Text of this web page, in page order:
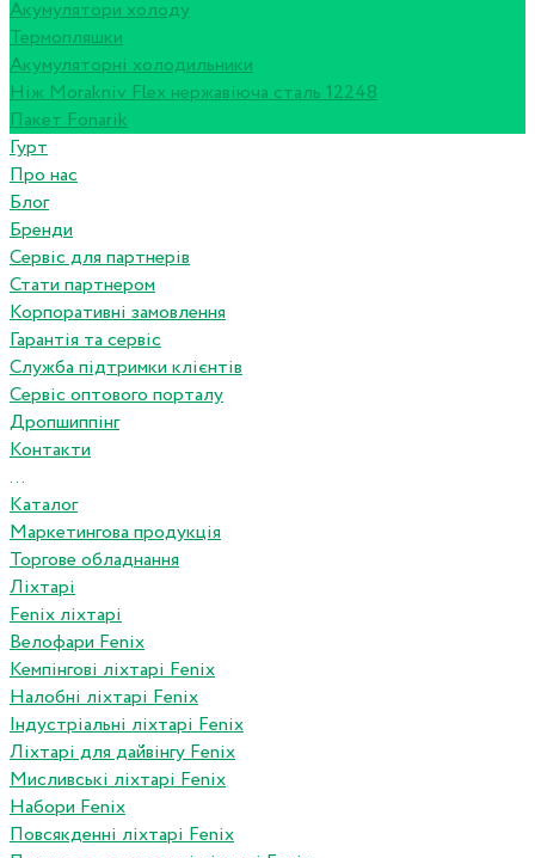
Акумулятори холоду
Термопляшки
Акумуляторні холодильники
Ніж Morakniv Flex нержавіюча сталь 12248
Пакет Fonarik
Гурт
Про нас
Блог
Бренди
Сервіс для партнерів
Стати партнером
Корпоративні замовлення
Гарантія та сервіс
Служба підтримки клієнтів
Сервіс оптового порталу
Дропшиппінг
Контакти
...
Каталог
Маркетингова продукція
Торгове обладнання
Ліхтарі
Fenix ліхтарі
Велофари Fenix
Кемпінгові ліхтарі Fenix
Налобні ліхтарі Fenix
Індустріальні ліхтарі Fenix
Ліхтарі для дайвінгу Fenix
Мисливські ліхтарі Fenix
Набори Fenix
Повсякденні ліхтарі Fenix